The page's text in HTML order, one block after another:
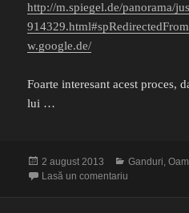
http://m.spiegel.de/panorama/
w.google.de/
Foarte interesant acest proces,
lui …
Publicat
pe
2 august 2013 Categorii
Ganduri,
Lasă un comentariu